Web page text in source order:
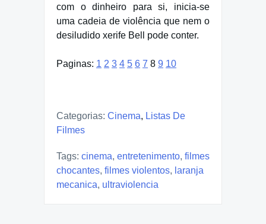
com o dinheiro para si, inicia-se
uma cadeia de violência que nem o
desiludido xerife Bell pode conter.
Paginas: 1 2 3 4 5 6 7 8 9 10
Categorias: Cinema, Listas De
Filmes
Tags: cinema, entretenimento, filmes
chocantes, filmes violentos, laranja
mecanica, ultraviolencia